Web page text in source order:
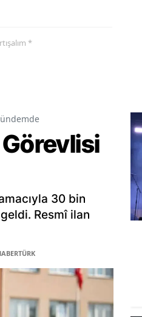
*
30 bin
Resmî ilan